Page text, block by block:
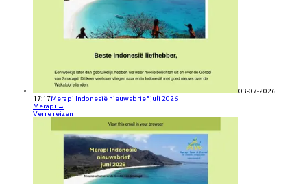
03-07-2026
17:17Merapi Indonesië nieuwsbrief juli 2026
Merapi →
Verre reizen